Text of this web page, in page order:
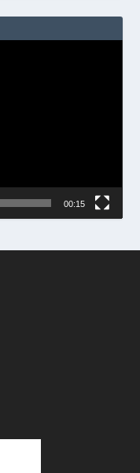
00:15